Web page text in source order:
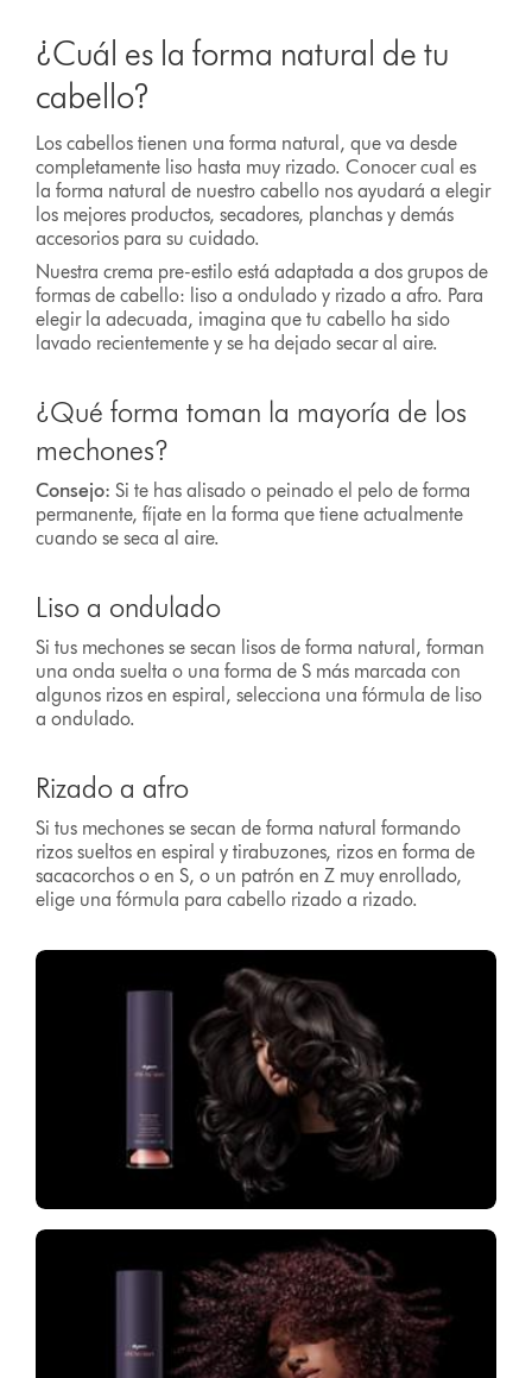
¿Cuál es la forma natural de tu
cabello?
Los cabellos tienen una forma natural, que va desde
completamente liso hasta muy rizado. Conocer cual es
la forma natural de nuestro cabello nos ayudará a elegir
los mejores productos, secadores, planchas y demás
accesorios para su cuidado.
Nuestra crema pre-estilo está adaptada a dos grupos de
formas de cabello: liso a ondulado y rizado a afro. Para
elegir la adecuada, imagina que tu cabello ha sido
lavado recientemente y se ha dejado secar al aire.
¿Qué forma toman la mayoría de los
mechones?
Consejo: Si te has alisado o peinado el pelo de forma
permanente, fíjate en la forma que tiene actualmente
cuando se seca al aire.
Liso a ondulado
Si tus mechones se secan lisos de forma natural, forman
una onda suelta o una forma de S más marcada con
algunos rizos en espiral, selecciona una fórmula de liso
a ondulado.
Rizado a afro
Si tus mechones se secan de forma natural formando
rizos sueltos en espiral y tirabuzones, rizos en forma de
sacacorchos o en S, o un patrón en Z muy enrollado,
elige una fórmula para cabello rizado a rizado.